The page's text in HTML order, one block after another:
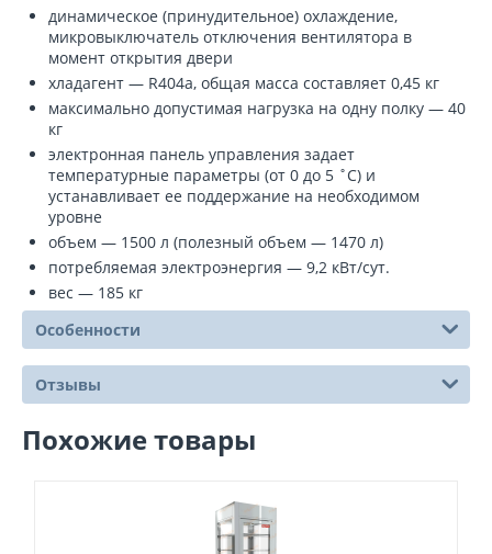
динамическое (принудительное) охлаждение,
микровыключатель отключения вентилятора в
момент открытия двери
хладагент — R404a, общая масса составляет 0,45 кг
максимально допустимая нагрузка на одну полку — 40
кг
электронная панель управления задает
температурные параметры (от 0 до 5 ˚С) и
устанавливает ее поддержание на необходимом
уровне
объем — 1500 л (полезный объем — 1470 л)
потребляемая электроэнергия — 9,2 кВт/сут.
вес — 185 кг
Особенности
Отзывы
Похожие товары